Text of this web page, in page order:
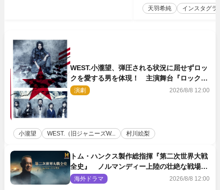
天羽希純 インスタグラ
WEST.小瀧望、弾圧される状況に屈せずロッ
クを愛する男を体現！ 主演舞台『ロックン
ロール』ビジュアル解禁
演劇 2026/8/8 12:00
小瀧望 WEST.（旧ジャニーズW... 村川絵梨
トム・ハンクス製作総指揮『第二次世界大戦
全史』 ノルマンディー上陸の壮絶な戦場を
収めた特別映像解禁
海外ドラマ 2026/8/8 12:00